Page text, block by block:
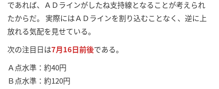
であれば、ＡＤラインがしたね支持線となることが考えられ
たからだ。 実際にはＡＤラインを割り込むことなく、逆に上
放れる気配を見せている。
次の注目日は7月16日前後である。
Ａ点水準：約40円
Ｂ点水準：約120円